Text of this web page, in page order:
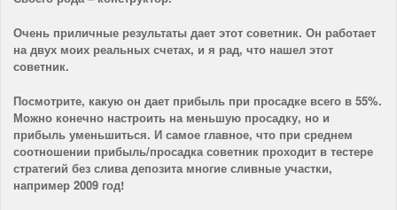
Очень приличные результаты дает этот советник. Он работает
на двух моих реальных счетах, и я рад, что нашел этот
советник.
Посмотрите, какую он дает прибыль при просадке всего в 55%.
Можно конечно настроить на меньшую просадку, но и
прибыль уменьшиться. И самое главное, что при среднем
соотношении прибыль/просадка советник проходит в тестере
стратегий без слива депозита многие сливные участки,
например 2009 год!